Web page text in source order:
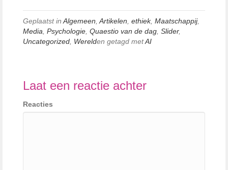
Geplaatst in Algemeen Artikelen ethiek, Maatschappij,
Media Psychologie Quaestio van de dag Slider,
Uncategorized Werelden getagd metAI
Laat een reactie achter
Reacties